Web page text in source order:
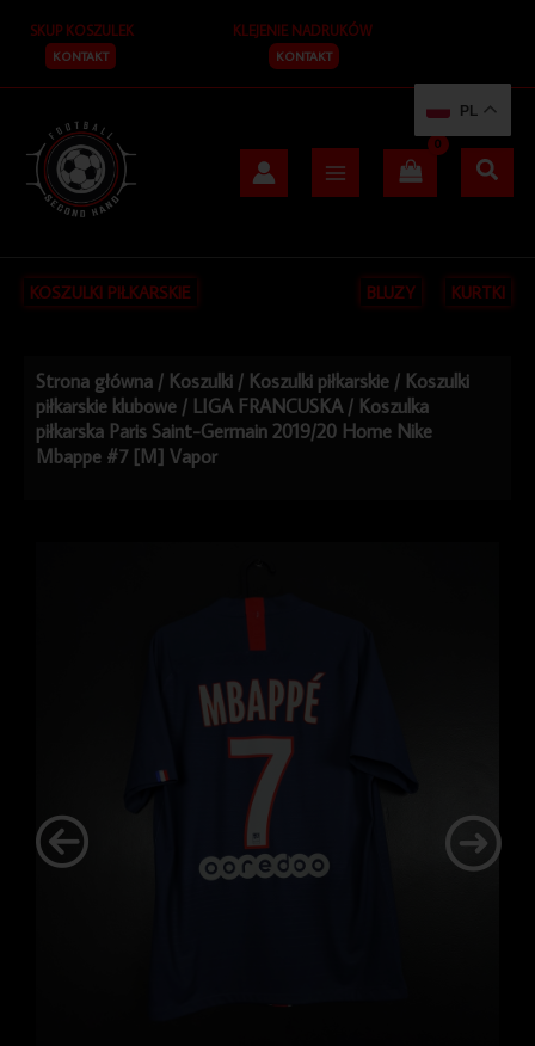
treści
SKUP KOSZULEK
KONTAKT
KLEJENIE NADRUKÓW
KONTAKT
KOSZULKI PIŁKARSKIE BLUZY KURTKI
Strona główna / Koszulki / Koszulki piłkarskie / Koszulki
piłkarskie klubowe / LIGA FRANCUSKA / Koszulka
piłkarska Paris Saint-Germain 2019/20 Home Nike
Mbappe #7 [M] Vapor
PL